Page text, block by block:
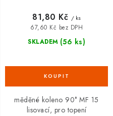
SKLADEM (56 ks)
67,60 Kč bez DPH
81,80 Kč / ks
měděné koleno 90° MF 15
lisovací, pro topení